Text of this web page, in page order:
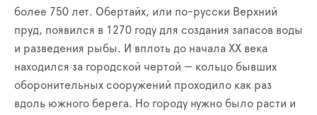
более 750 лет. Обертайх, или по-русски Верхний
пруд, появился в 1270 году для создания запасов воды
и разведения рыбы. И вплоть до начала XX века
находился за городской чертой — кольцо бывших
оборонительных сооружений проходило как раз
вдоль южного берега. Но городу нужно было расти и